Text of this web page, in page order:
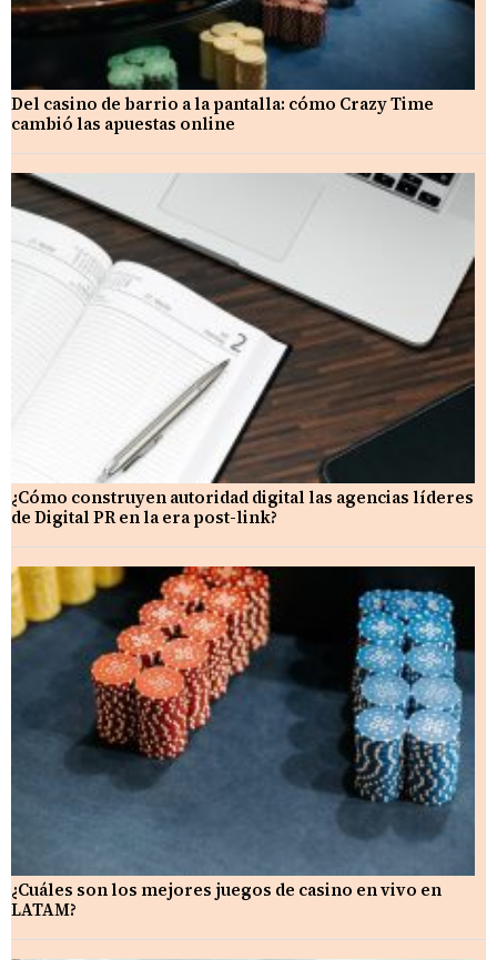
Del casino de barrio a la pantalla: cómo Crazy Time
cambió las apuestas online
¿Cómo construyen autoridad digital las agencias líderes
de Digital PR en la era post-link?
¿Cuáles son los mejores juegos de casino en vivo en
LATAM?